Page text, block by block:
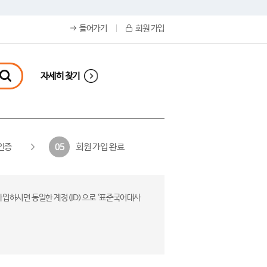
들어가기 회원 가입
자세히 찾기
증 05 회원 가입 완료
하시면 동일한 계정(ID)으로 ‘표준국어대사